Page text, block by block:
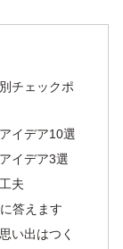
チェックポ
イデア10選
イデア3選
夫
答えます
い出はつく